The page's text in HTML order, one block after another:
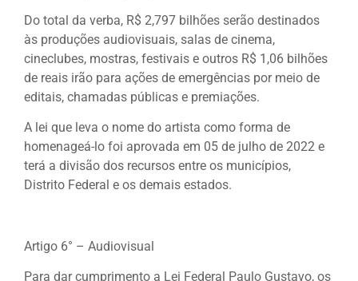
Do total da verba, R$ 2,797 bilhões serão destinados
às produções audiovisuais, salas de cinema,
cineclubes, mostras, festivais e outros R$ 1,06 bilhões
de reais irão para ações de emergências por meio de
editais, chamadas públicas e premiações.
A lei que leva o nome do artista como forma de
homenageá-lo foi aprovada em 05 de julho de 2022 e
terá a divisão dos recursos entre os municípios,
Distrito Federal e os demais estados.
Artigo 6° – Audiovisual
Para dar cumprimento a Lei Federal Paulo Gustavo, os